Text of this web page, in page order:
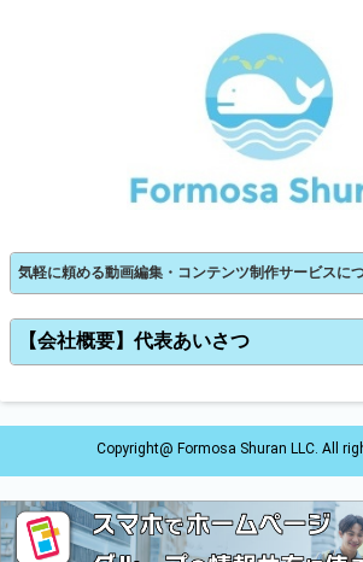
気軽に頼める動画編集・コンテンツ制作サービスに
【会社概要】代表あいさつ
Copyright@ Formosa Shuran LLC. All